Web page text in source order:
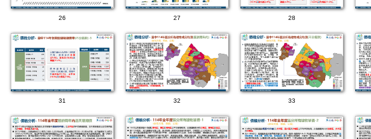
26 27 28
31 32 33